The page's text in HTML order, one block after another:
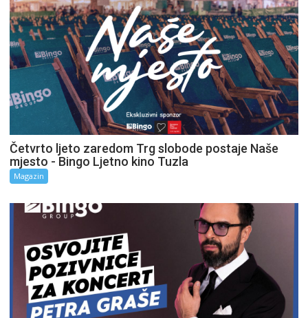
Četvrto ljeto zaredom Trg slobode postaje Naše
mjesto - Bingo Ljetno kino Tuzla
Magazin